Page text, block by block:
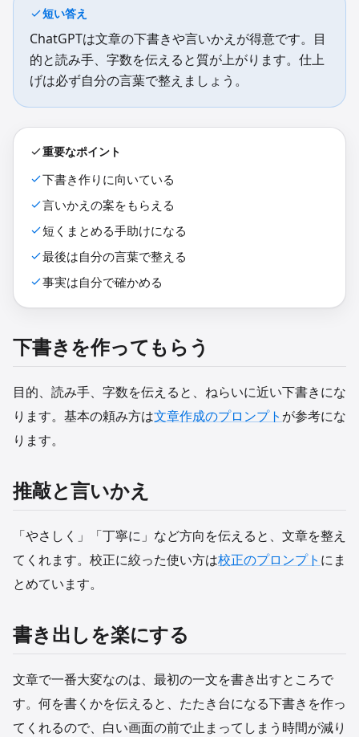
短い答え
ChatGPTは文章の下書きや言いかえが得意です。目
的と読み手、字数を伝えると質が上がります。仕上
げは必ず自分の言葉で整えましょう。
重要なポイント
下書き作りに向いている
言いかえの案をもらえる
短くまとめる手助けになる
最後は自分の言葉で整える
事実は自分で確かめる
下書きを作ってもらう
目的、読み手、字数を伝えると、ねらいに近い下書きにな
ります。基本の頼み方は文章作成のプロンプト が参考にな
ります。
推敲と言いかえ
「やさしく」「丁寧に」など方向を伝えると、文章を整え
てくれます。校正に絞った使い方は校正のプロンプト にま
とめています。
書き出しを楽にする
文章で一番大変なのは、最初の一文を書き出すところで
す。何を書くかを伝えると、たたき台になる下書きを作っ
てくれるので、白い画面の前で止まってしまう時間が減り